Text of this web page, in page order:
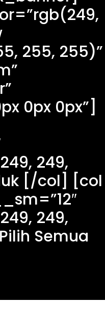
255, 255)”
0px 0px”]
249,
[/col] [col
249,
Semua